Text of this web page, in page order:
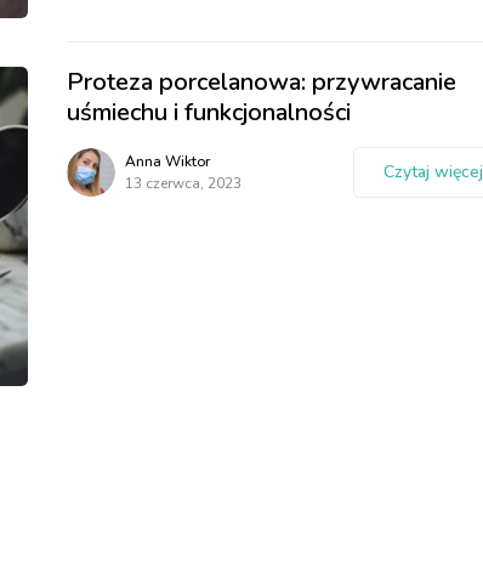
Proteza porcelanowa: przywracanie
uśmiechu i funkcjonalności
Anna Wiktor
13 czerwca, 2023
Czytaj więcej